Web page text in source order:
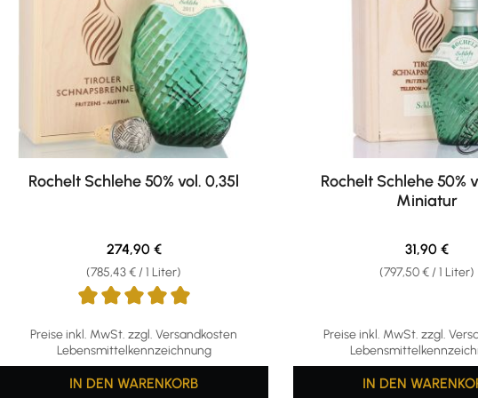
Rochelt Schlehe 50% vol. 0,35l
Preise inkl. MwSt. zzgl. Versandkosten
Lebensmittelkennzeichnung
(785,43 € / 1 Liter)
Regulärer Preis:
274,90 €
IN DEN WARENKORB
Rochelt Schlehe 50%
Miniatur
Preise inkl. MwSt. zzgl.
(797,50 € / 1 Liter)
Regulärer
31,90 €
IN DEN